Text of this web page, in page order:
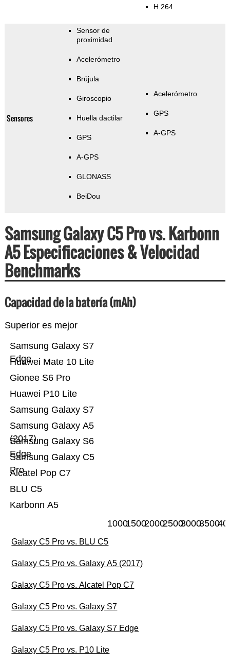
H.264
Sensores
Sensor de
proximidad
Acelerómetro
Brújula
Giroscopio
Huella dactilar
GPS
A-GPS
GLONASS
BeiDou
Acelerómetro
GPS
A-GPS
Samsung Galaxy C5 Pro vs. Karbonn
A5 Especificaciones & Velocidad
Benchmarks
Capacidad de la batería (mAh)
Superior es mejor
Karbonn A5
BLU C5
Alcatel Pop C7
Samsung Galaxy C5
Pro
Samsung Galaxy S6
Edge
Samsung Galaxy A5
(2017)
Samsung Galaxy S7
Huawei P10 Lite
Gionee S6 Pro
Huawei Mate 10 Lite
Samsung Galaxy S7
Edge
100015002000250030003500
Galaxy C5 Pro vs. BLU C5
Galaxy C5 Pro vs. Galaxy A5 (2017)
Galaxy C5 Pro vs. Alcatel Pop C7
Galaxy C5 Pro vs. Galaxy S7
Galaxy C5 Pro vs. Galaxy S7 Edge
Galaxy C5 Pro vs. P10 Lite